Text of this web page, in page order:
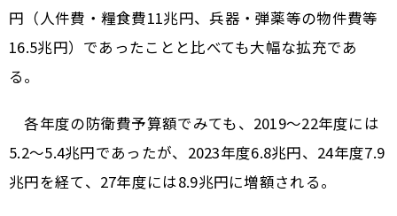
円（人件費・糧食費11兆円、兵器・弾薬等の物件費等
16.5兆円）であったことと比べても大幅な拡充であ
る。
各年度の防衛費予算額でみても、2019～22年度には
5.2～5.4兆円であったが、2023年度6.8兆円、24年度7.9
兆円を経て、27年度には8.9兆円に増額される。